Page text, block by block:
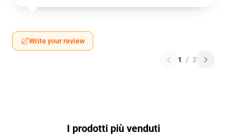
Write your review
1 / 2
I prodotti più venduti